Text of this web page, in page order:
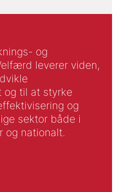
og
leverer viden,
til at styrke
og
sektor både i
og nationalt.